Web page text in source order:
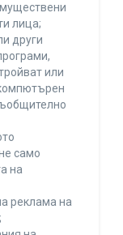
лица;
други
или
само
на
реклама на